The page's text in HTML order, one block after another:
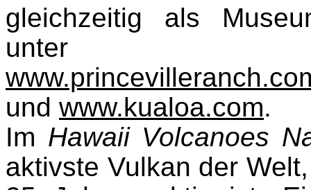
gleichzeitig als
und www.kualoa.com.
Im Hawaii Volcanoes
aktivste Vulkan der